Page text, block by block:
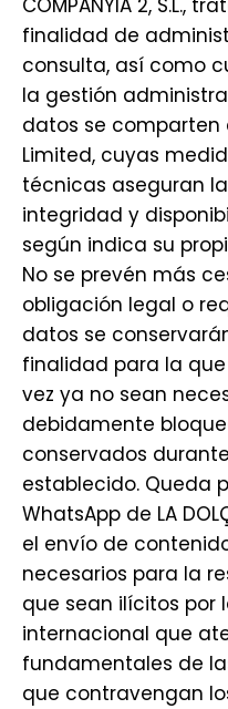
COMPANYIA 2, S.L.,
finalidad de
consulta, así como
la gestión
datos se comparten
Limited, cuyas
técnicas aseguran
integridad y
según indica su
No se prevén más
obligación legal o
datos se
finalidad para la
vez ya no sean
debidamente
conservados
establecido. Queda
WhatsApp de LA
el envío de
necesarios para la
que sean ilícitos por
internacional que
fundamentales de
que contravengan